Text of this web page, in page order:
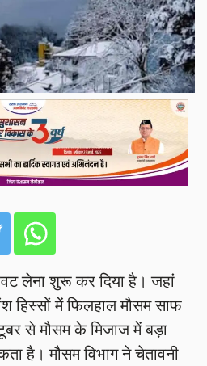
लेना शुरू कर दिया है। जहां
हिस्सों में फिलहाल मौसम साफ
से मौसम के मिजाज में बड़ा
है। मौसम विभाग ने चेतावनी